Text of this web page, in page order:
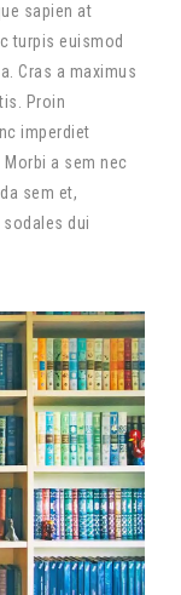
sapien at
turpis euismod
Cras a maximus
Proin
imperdiet
a sem nec
sem et,
dui